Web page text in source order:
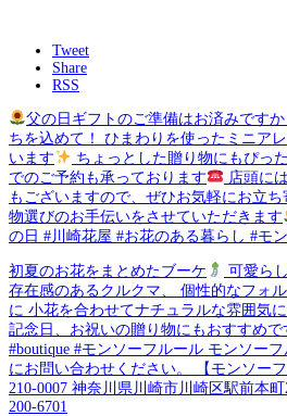
Tweet
Share
RSS
父の日ギフトのご準備はお済みですか
ちを込めて！ ひまわりを使ったミニア
います
ちょっとした贈り物にもぴっ
でのご予約も承っております
店頭に
もございますので、ぜひお気軽にお立
物選びのお手伝いをさせていただきます
の日 #川崎花屋 #お花のある暮らし #モ
初夏のお花をまとめたブーケ
可愛ら
存在感のあるクルクマ、 個性的なフォ
に 小花を合わせてナチュラルな雰囲気
記念日、お祝いの贈り物にもおすすめで
#boutique #モンソーフルール モンソー
にお問い合わせください。 【モンソー
210-0007 神奈川県川崎市川崎区駅前本
200-6701